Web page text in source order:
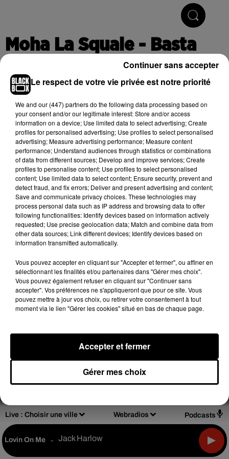
Live : Choisir une ville Webradios Podcasts
Lovin On Me - Jack Harlow
Moha La Squale - Basta
Publié : 5 juin 2020 à 13h10
Cet élément est masqué compte-tenu du refus du
dépôt de cookies que vous avez exprimé. Si vous
souhaitez l'afficher, merci de nous donner votre accord
en cliquant sur le bouton ci-dessous.
Afficher l'élément
(C) 2020
DesignOlivier Varma
Mentions légales
2025 2024
Le respect de votre vie privée est notre priorité
We and our (447) partnersdo the following data processing based on
your consent and/or our legitimate interest: Store and/or access
information on a device; Use limited data to select advertising; Create
profiles for personalised advertising; Use profiles to select personalised
advertising; Measure advertising performance; Measure content
performance; Understand audiences through statistics or combinations
of data from different sources; Develop and improve services; Create
profiles to personalise content; Use profiles to select personalised
content; Use limited data to select content; Ensure security, prevent and
detect fraud, and fix errors; Deliver and present advertising and content;
Save and communicate privacy choices. These technologies may
process personal data such as IP address and browsing data to offer
following functionalities: Identify devices based on information actively
requested; Use precise geolocation data; Match and combine data from
other data sources; Link different devices; Identify devices based on
information transmitted automatically.
Vous pouvez accepter en cliquant sur "Accepter et fermer", ou affiner en
sélectionnant les finalités et/ou partenaires dans "Gérer mes choix".
Vous pouvez également refuser en cliquant sur "Continuer sans
accepter". Vos préférences ne s'appliqueront que pour ce site. Vous
pouvez mettre à jour vos choix, ou retirer votre consentement à tout
moment via le lien "Gérer les cookies" situé en bas de chaque page.
Gérer mes choix
Accepter et fermer
Continuer sans accepter